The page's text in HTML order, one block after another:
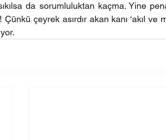
da sorumluluktan kaçma. Yine
çeyrek asırdır akan kanı ‘akıl ve